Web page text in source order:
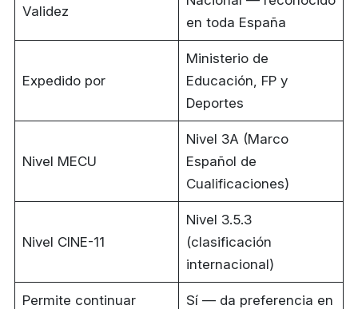
Validez
en toda España
Expedido por
Ministerio de
Educación, FP y
Deportes
Nivel MECU
Nivel 3A (Marco
Español de
Cualificaciones)
Nivel CINE-11
Nivel 3.5.3
(clasificación
internacional)
Permite continuar
Sí — da preferencia en